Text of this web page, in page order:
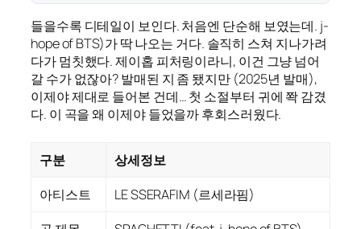
들을수록 디테일이 보인다. 처음엔 단순해 보였는데. j-
hope of BTS)가 딱 나오는 거다. 솔직히 스쳐 지나가려
다가 멈칫했다. 제이홉 피처링이라니, 이건 그냥 넘어
갈 수가 없잖아? 발매된 지 좀 됐지만 (2025년 발매),
이제야 제대로 들어본 건데… 첫 소절부터 귀에 쫙 감겼
다. 이 곡을 왜 이제야 들었을까 후회스러웠다.
구분
상세정보
아티스트
LE SSERAFIM (르세라핌)